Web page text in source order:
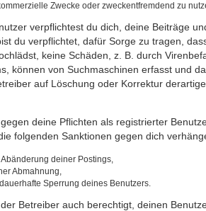
Zwecke oder zweckentfremdend zu
verpflichtest du dich, deine Beiträge
du verpflichtet, dafür Sorge zu tragen,
keine Schäden, z. B. durch
können von Suchmaschinen erfasst und
auf Löschung oder Korrektur
deine Pflichten als registrierter
folgenden Sanktionen gegen dich
deiner Postings,
Abmahnung,
Sperrung deines Benutzers.
Betreiber auch berechtigt, deinen